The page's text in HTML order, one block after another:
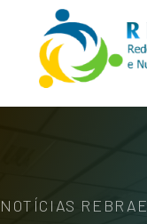
NOTÍCIAS REBRAE